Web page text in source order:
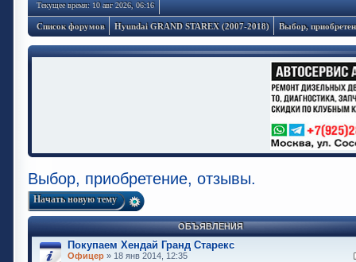
Текущее время: 10 авг 2026, 06:16
Список форумов Hyundai GRAND STAREX (2007-2018) Выбор,
Выбор, приобретение, отзывы.
Начать новую тему
ОБЪЯВЛЕНИЯ
Покупаем Хендай Гранд Старекс
Офицер » 18 янв 2014, 12:35